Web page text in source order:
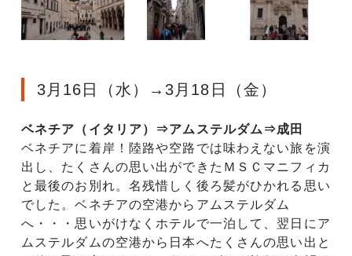
3月16日（水）→3月18日（金）
ベネチア（イタリア）⇒アムステルダム⇒成田
ベネチアに着岸！陸路や空路では味わえない旅を演
出し、たくさんの思い出ができたＭＳＣマニフィカ
と最後のお別れ。名残惜しく後ろ髪がひかれる思い
でした。ベネチアの空港からアムステルダム
へ・・・思いがけなくホテルで一泊して、翌日にア
ムステルダムの空港から日本へたくさんの思い出と